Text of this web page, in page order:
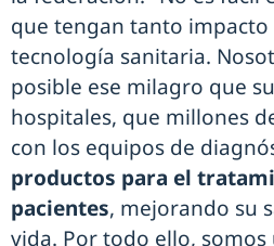
que tengan tanto impacto
tecnología sanitaria.
posible ese milagro que
hospitales, que millones
con los equipos de
productos para el
pacientes, mejorando su
vida. Por todo ello, somos